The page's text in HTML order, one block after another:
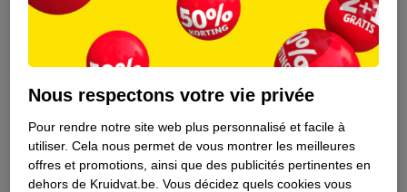
Kruidvat Lingettes
Bébé Pure & Soft
12 x 54 pièces
15.
99
130
Kruidvat Pure & Soft
Gros Volume De
Couches Taille 2
taille 2 (3-6 kg), 186
pièces
de 27.
58
Nous respectons votre vie privée
Pour rendre notre site web plus personnalisé et facile à
utiliser. Cela nous permet de vous montrer les meilleures
offres et promotions, ainsi que des publicités pertinentes en
dehors de Kruidvat.be. Vous décidez quels cookies vous